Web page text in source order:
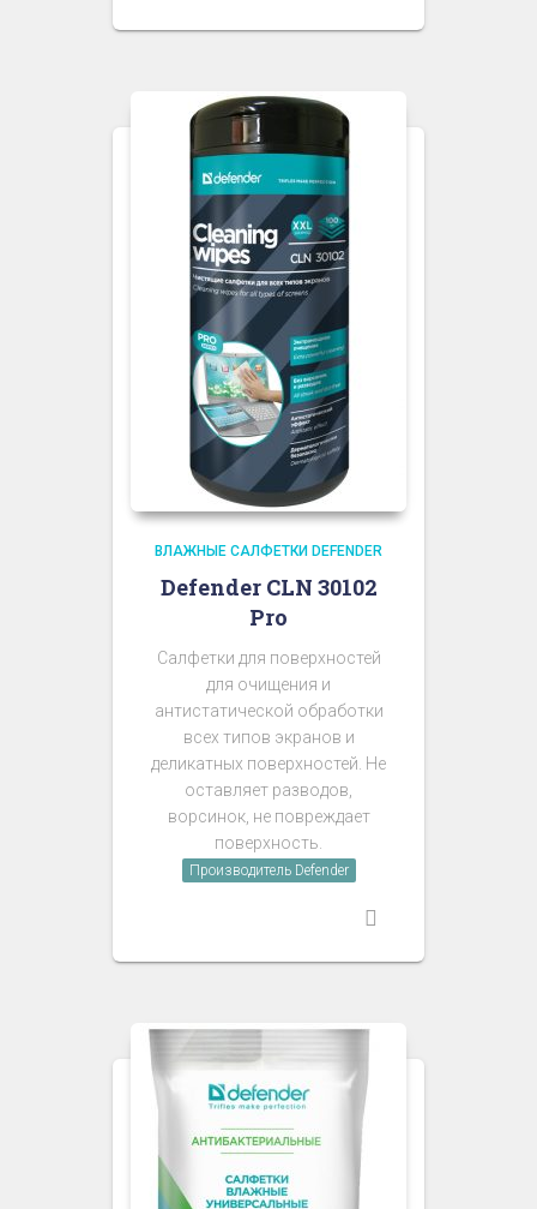
ВЛАЖНЫЕ САЛФЕТКИ DEFENDER
Defender CLN 30102
Pro
Салфетки для поверхностей
для очищения и
антистатической обработки
всех типов экранов и
деликатных поверхностей. Не
оставляет разводов,
ворсинок, не повреждает
поверхность.
Производитель Defender